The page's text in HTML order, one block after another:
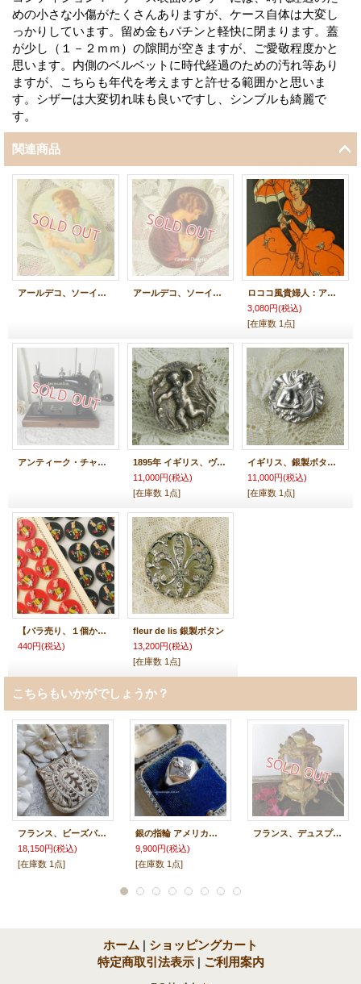
めの小さな小傷がたくさんありますが、ケース自体は大変し
っかりしています。留め金もパチンと軽快に閉まります。蓋
が少し（１－２ｍｍ）の隙間が空きますが、ご愛敬程度かと
思います。内側のベルベットに時代経過のための汚れ等あり
ますが、こちらも年代を考えますと許せる範囲かと思いま
す。シザーは大変切れ味も良いですし、シンブルも綺麗で
す。
関連商品
アールデコ、ソーイング・ピンホルダー アールデコ、ソーイング・ピンホルダー
ロココ風貴婦人：アールデコ期ニードルキット
3,080円(税込)
[在庫数 1点]
アンティーク・チャイルド用ミシン、オリジナル箱、マニュアル、付属紙付
1895年 イギリス、ヴィクトリアン銀製ボタン キューピッド
11,000円(税込)
[在庫数 1点]
イギリス、銀製ボタン ハープを弾くレディ
11,000円(税込)
[在庫数 1点]
【バラ売り、１個から〜】フランス、うさぎボタン 赤＆濃緑
440円(税込)
fleur de lis 銀製ボタン
13,200円(税込)
[在庫数 1点]
こちらもいかがでしょうか？
フランス、ビーズパース
18,150円(税込)
[在庫数 1点]
銀の指輪 アメリカ・ボーイスカウト・リング
9,900円(税込)
[在庫数 1点]
フランス、デュスプレイケース
ホーム | ショッピングカート
特定商取引法表示 | ご利用案内